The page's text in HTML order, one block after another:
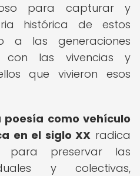
para capturar y
histórica de estos
a las generaciones
con las vivencias y
que vivieron esos
poesía como vehículo
en el siglo XX radica
preservar las
y colectivas,